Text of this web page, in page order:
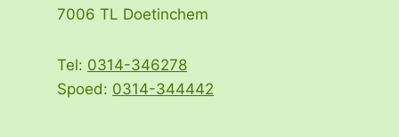
7006 TL Doetinchem
Tel: 0314-346278
Spoed: 0314-344442